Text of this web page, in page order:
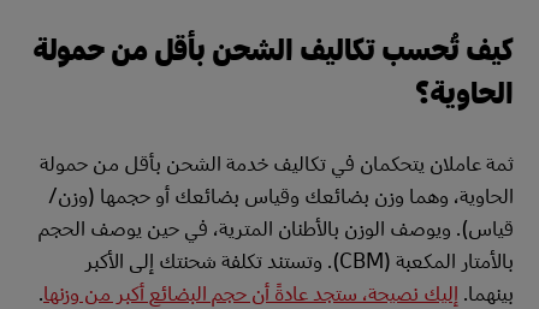
كيف تُحسب تكاليف الشحن بأقل من حمولة
الحاوية؟
ثمة عاملان يتحكمان في تكاليف خدمة الشحن بأقل من حمولة
الحاوية، وهما وزن بضائعك وقياس بضائعك أو حجمها (وزن/
قياس). ويوصف الوزن بالأطنان المترية، في حين يوصف الحجم
بالأمتار المكعبة (CBM). وتستند تكلفة شحنتك إلى الأكبر
بينهما. إليك نصيحة، ستجد عادةً أن حجم البضائع أكبر من وزنها.